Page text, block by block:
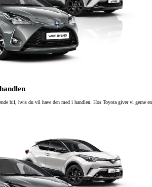
bil, hvis du vil have den med i handlen. Hos Toyota giver vi gerne en